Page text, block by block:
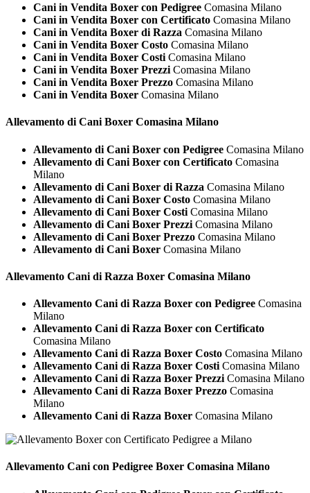
Cani in Vendita Boxer con Pedigree Comasina Milano
Cani in Vendita Boxer con Certificato Comasina Milano
Cani in Vendita Boxer di Razza Comasina Milano
Cani in Vendita Boxer Costo Comasina Milano
Cani in Vendita Boxer Costi Comasina Milano
Cani in Vendita Boxer Prezzi Comasina Milano
Cani in Vendita Boxer Prezzo Comasina Milano
Cani in Vendita Boxer Comasina Milano
Allevamento di Cani Boxer Comasina Milano
Allevamento di Cani Boxer con Pedigree Comasina Milano
Allevamento di Cani Boxer con Certificato Comasina
Milano
Allevamento di Cani Boxer di Razza Comasina Milano
Allevamento di Cani Boxer Costo Comasina Milano
Allevamento di Cani Boxer Costi Comasina Milano
Allevamento di Cani Boxer Prezzi Comasina Milano
Allevamento di Cani Boxer Prezzo Comasina Milano
Allevamento di Cani Boxer Comasina Milano
Allevamento Cani di Razza Boxer Comasina Milano
Allevamento Cani di Razza Boxer con Pedigree Comasina
Milano
Allevamento Cani di Razza Boxer con Certificato
Comasina Milano
Allevamento Cani di Razza Boxer Costo Comasina Milano
Allevamento Cani di Razza Boxer Costi Comasina Milano
Allevamento Cani di Razza Boxer Prezzi Comasina Milano
Allevamento Cani di Razza Boxer Prezzo Comasina
Milano
Allevamento Cani di Razza Boxer Comasina Milano
Allevamento Cani con Pedigree Boxer Comasina Milano